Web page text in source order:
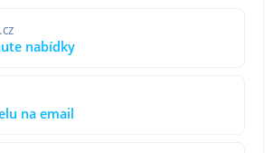
nabídky
na email